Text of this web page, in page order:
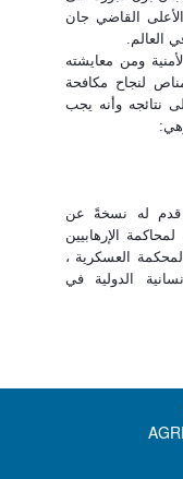
الأعلى القاضي جان
العالم.
ومن معايشته
لنجاح مكافحة
نتائجه وأنه يجب
قدم له نسخةً عن
لمحاكمة
الإرهابيين
العسكرية ،
الدولية
في